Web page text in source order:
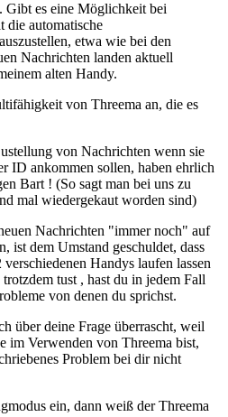
Gibt es eine Möglichkeit bei
die automatische
etwa wie bei den
Nachrichten landen aktuell
alten Handy.
von Threema an, die es
von Nachrichten wenn sie
ID ankommen sollen, haben ehrlich
Bart ! (So sagt man bei uns zu
mal wiedergekaut worden sind)
Nachrichten "immer noch" auf
ist dem Umstand geschuldet, dass
Handys laufen lassen
tust , hast du in jedem Fall
von denen du sprichst.
über deine Frage überrascht, weil
im Verwenden von Threema bist,
Problem bei dir nicht
ein, dann weiß der Threema